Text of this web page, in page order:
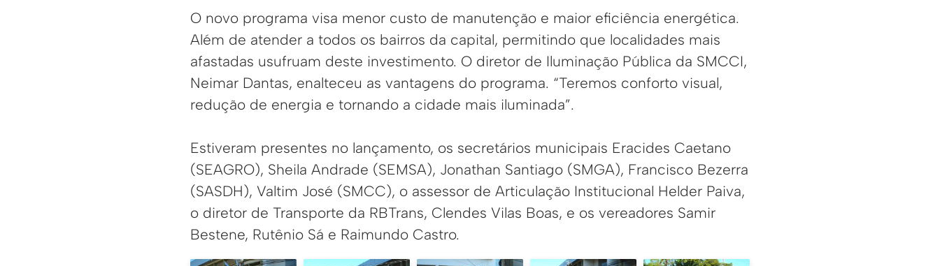
O novo programa visa menor custo de manutenção e maior eficiência energética.
Além de atender a todos os bairros da capital, permitindo que localidades mais
afastadas usufruam deste investimento. O diretor de Iluminação Pública da SMCCI,
Neimar Dantas, enalteceu as vantagens do programa. “Teremos conforto visual,
redução de energia e tornando a cidade mais iluminada”.
Estiveram presentes no lançamento, os secretários municipais Eracides Caetano
(SEAGRO), Sheila Andrade (SEMSA), Jonathan Santiago (SMGA), Francisco Bezerra
(SASDH), Valtim José (SMCC), o assessor de Articulação Institucional Helder Paiva,
o diretor de Transporte da RBTrans, Clendes Vilas Boas, e os vereadores Samir
Bestene, Rutênio Sá e Raimundo Castro.